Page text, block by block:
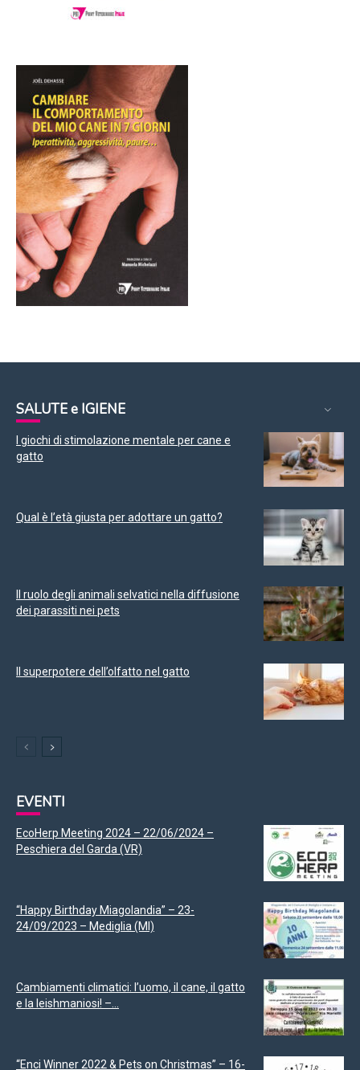
SALUTE e IGIENE
I giochi di stimolazione mentale per cane e
gatto
Qual è l’età giusta per adottare un gatto?
Il ruolo degli animali selvatici nella diffusione
dei parassiti nei pets
Il superpotere dell’olfatto nel gatto
EVENTI
EcoHerp Meeting 2024 – 22/06/2024 –
Peschiera del Garda (VR)
“Happy Birthday Miagolandia” – 23-
24/09/2023 – Mediglia (MI)
Cambiamenti climatici: l’uomo, il cane, il gatto
e la leishmaniosi! –...
“Enci Winner 2022 & Pets on Christmas” – 16-